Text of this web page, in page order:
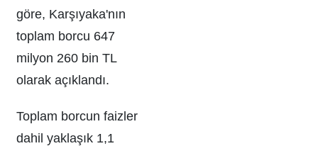
göre, Karşıyaka'nın
toplam borcu 647
milyon 260 bin TL
olarak açıklandı.
Toplam borcun faizler
dahil yaklaşık 1,1